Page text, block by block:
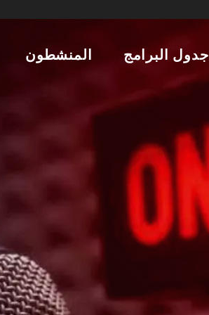
جدول البرامج المنشطون